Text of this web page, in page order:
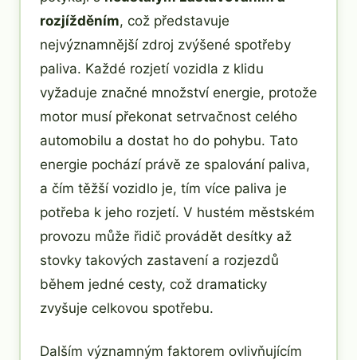
rozjížděním, což představuje
nejvýznamnější zdroj zvýšené spotřeby
paliva. Každé rozjetí vozidla z klidu
vyžaduje značné množství energie, protože
motor musí překonat setrvačnost celého
automobilu a dostat ho do pohybu. Tato
energie pochází právě ze spalování paliva,
a čím těžší vozidlo je, tím více paliva je
potřeba k jeho rozjetí. V hustém městském
provozu může řidič provádět desítky až
stovky takových zastavení a rozjezdů
během jedné cesty, což dramaticky
zvyšuje celkovou spotřebu.
Dalším významným faktorem ovlivňujícím